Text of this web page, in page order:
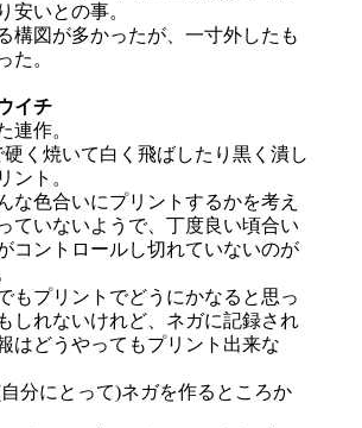
安いとの事。
構図が多かったが、一寸外したも
た。
イチ
連作。
く焼いて白く飛ばしたり黒く潰し
ント。
な色合いにプリントするかを考え
ていないようで、丁度良い頃合い
コントロールし切れていないのが
もプリントでどうにかなると思っ
しれないけれど、ネガに記録され
はどうやってもプリント出来な
分にとって)ネガを作るところか